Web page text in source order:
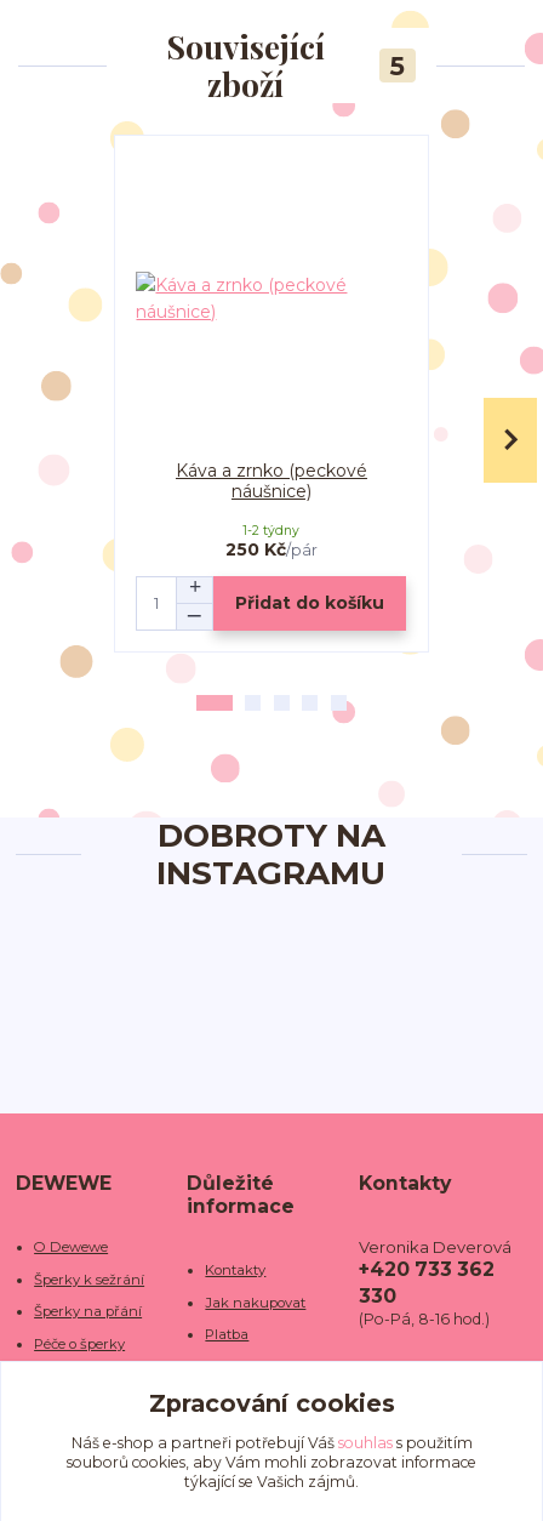
Související
zboží
5
Káva a zrnko (peckové
náušnice)
250 Kč/pár
1-2 týdny
Přidat do košíku
DOBROTY NA
INSTAGRAMU
DEWEWE
O Dewewe
Šperky k sežrání
Šperky na přání
Péče o šperky
Kamenné obchody
Fotogalerie
Důležité
informace
Kontakty
Jak nakupovat
Platba
Doba dodání
Doprava
Obchodní podmínky
Ochrana osobních
Kontakty
Veronika Deverová
+420 733 362
330
(Po-Pá, 8-16 hod.)
we.cz
Zpracování cookies
Náš e-shop a partneři potřebují Váš souhlass použitím
souborů cookies, aby Vám mohli zobrazovat informace
týkající se Vašich zájmů.